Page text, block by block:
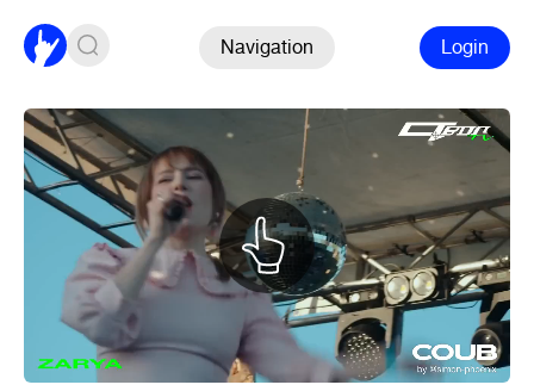
Navigation Login